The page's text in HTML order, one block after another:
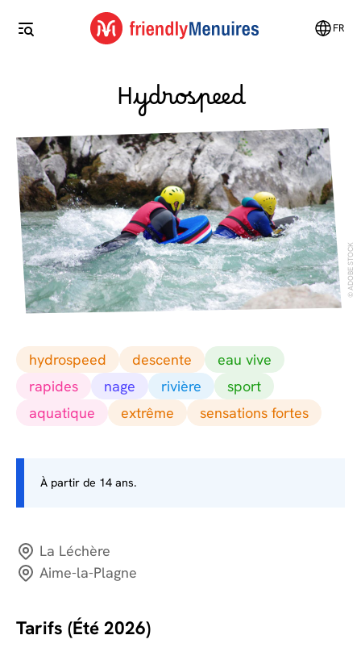
FR
Hydrospeed
ADOBE STOCK
hydrospeed descente
eau vive
rapides
nage rivière
sport
aquatique
extrême sensations fortes
À partir de 14 ans.
La Léchère
Aime-la-Plagne
Tarifs (Été 2026)